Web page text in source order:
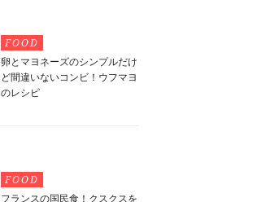
FOOD
卵とマヨネーズのシンプルだけ
ど間違いないコンビ！ウフマヨ
のレシピ
FOOD
フランスの国民食！クスクスを